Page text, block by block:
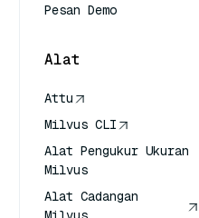
Pesan Demo
Alat
Attu
Milvus CLI
Alat Pengukur Ukuran
Milvus
Alat Cadangan